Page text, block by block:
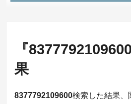
『
果
8377792109600検索した結果、